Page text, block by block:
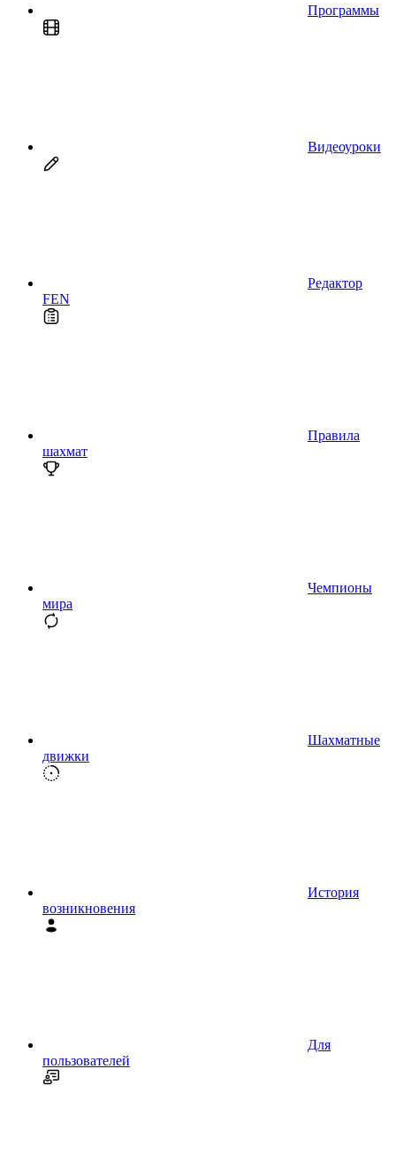
Программы
Видеоуроки
Редактор
FEN
Правила
шахмат
Чемпионы
мира
Шахматные
движки
История
возникновения
Для
пользователей